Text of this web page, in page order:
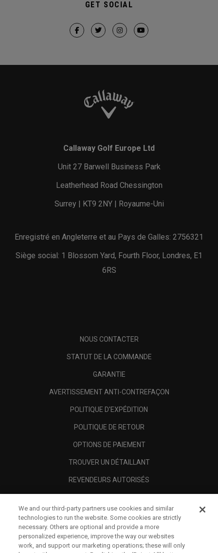
GET SOCIAL
Callaway Golf Europe Ltd
Unit 27 Barwell Business Park
Leatherhead Road Chessington
Surrey | KT9 2NY | Royaume-Uni
Enregistré en Angleterre et au Pays de Galles: 2756321
Siège social: 1 Blossom Yard, Fourth Floor, Londres, E1
6RS
NOUS CONTACTER
STATUT DE LA COMMANDE
GARANTIE
AVERTISSEMENT ANTI-CONTREFAÇON
POLITIQUE D'EXPÉDITION
POLITIQUE DE RETOUR
OPTIONS DE PAIEMENT
TROUVER UN DÉTAILLANT
REVENDEURS AUTORISÉS
A PROPOS
MENTIONS LÉGALES
We and our third-party partners use cookies and similar
technologies to run the website. Some cookies are strictly
necessary. Others are optional and provide a more
personalized experience, improve the way our websites
work, and support our marketing operations; these will only